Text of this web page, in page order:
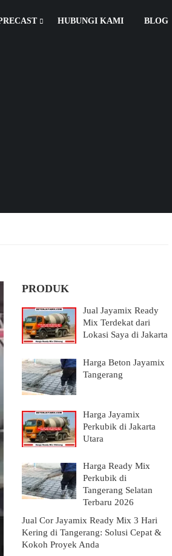
HUBUNGI KAMI BLOG
PRODUK
Jual Jayamix Ready
Mix Terdekat dari
Lokasi Saya di Jakarta
Harga Beton Jayamix
Tangerang
Harga Jayamix
Perkubik di Jakarta
Utara
Harga Ready Mix
Perkubik di
Tangerang Selatan
Terbaru 2026
Jual Cor Jayamix Ready Mix 3 Hari
Kering di Tangerang: Solusi Cepat &
Kokoh Proyek Anda